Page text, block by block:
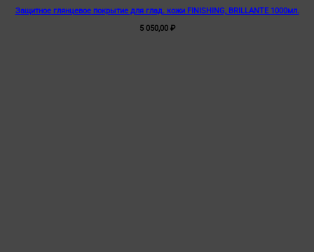
Защитное глянцевое покрытие для глад. кожи FINISHING, BRILLANTE 1000мл.
5 050,00 ₽